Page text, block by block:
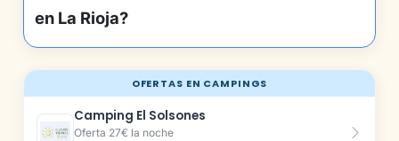
OFERTAS EN CAMPINGS
Camping El Solsones
Oferta 27€ la noche
en La Rioja?